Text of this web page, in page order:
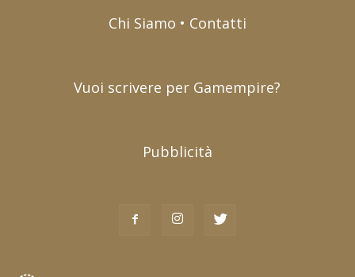
Chi Siamo • Contatti
Vuoi scrivere per Gamempire?
Pubblicità